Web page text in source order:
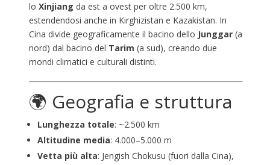
lo Xinjiang da est a ovest per oltre 2.500 km,
estendendosi anche in Kirghizistan e Kazakistan. In
Cina divide geograficamente il bacino dello Junggar(a
nord) dal bacino del Tarim (a sud), creando due
mondi climatici e culturali distinti.
🌍 Geografia e struttura
Lunghezza totale: ~2.500 km
Altitudine media: 4.000–5.000 m
Vetta più alta: Jengish Chokusu (fuori dalla Cina),